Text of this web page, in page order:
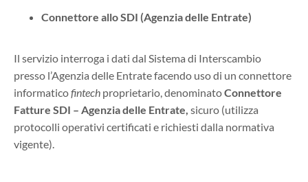
Connettore allo SDI (Agenzia delle Entrate)
Il servizio interroga i dati dal Sistema di Interscambio
presso l’Agenzia delle Entrate facendo uso di un connettore
informaticofintech proprietario, denominatoConnettore
Fatture SDI – Agenzia delle Entrate, sicuro (utilizza
protocolli operativi certificati e richiesti dalla normativa
vigente).